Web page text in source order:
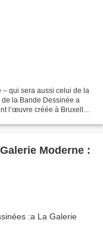
– qui sera aussi celui de la
la Bande Dessinée a
l’œuvre créée à Bruxelles,